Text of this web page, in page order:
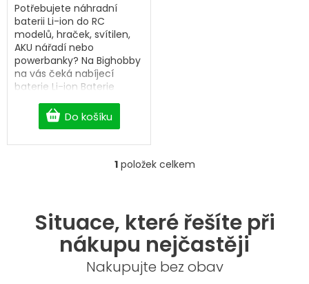
Do košíku
Potřebujete náhradní
baterii Li-ion do RC
modelů, hraček, svítilen,
AKU nářadí nebo
powerbanky? Na Bighobby
na vás čeká nabíjecí
baterie Li-ion Baterie
s dopravou zdarma od 2
500 Kč.
O
d
a
c
í
p
1položek celkem
Situace, které řešíte při
nákupu nejčastěji
Nakupujte bez obav